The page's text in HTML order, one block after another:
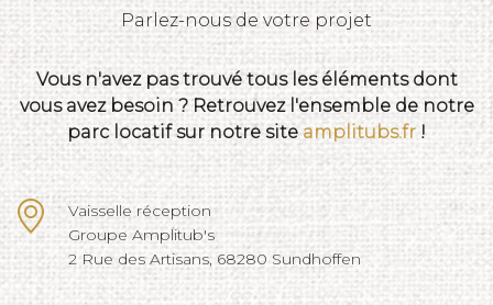
Parlez-nous de votre projet
Vous n'avez pas trouvé tous les éléments dont
vous avez besoin ? Retrouvez l'ensemble de notre
parc locatif sur notre site amplitubs.fr !
Vaisselle réception
Groupe Amplitub's
2 Rue des Artisans, 68280 Sundhoffen